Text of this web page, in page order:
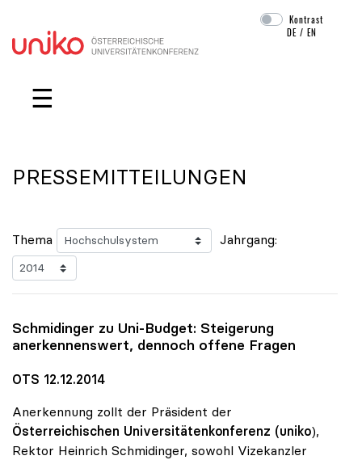
Navigation überspringen
Kontrast
DE /EN
☰
PRESSEMITTEILUNGEN
Thema Jahrgang:
Schmidinger zu Uni-Budget: Steigerung
anerkennenswert, dennoch offene Fragen
OTS 12.12.2014
Anerkennung zollt der Präsident der
Österreichischen Universitätenkonferenz (uniko),
Rektor Heinrich Schmidinger, sowohl Vizekanzler